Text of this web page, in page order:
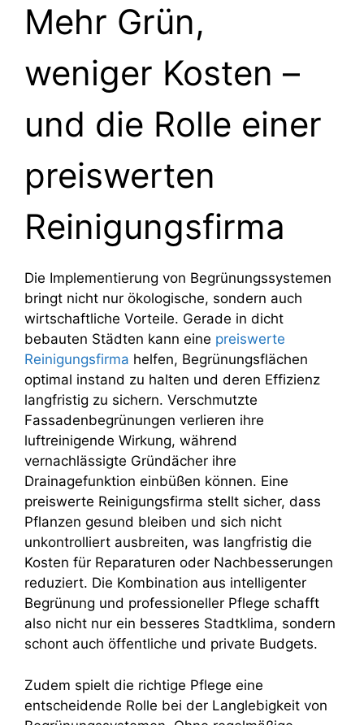
Mehr Grün,
weniger Kosten –
und die Rolle einer
preiswerten
Reinigungsfirma
Die Implementierung von Begrünungssystemen
bringt nicht nur ökologische, sondern auch
wirtschaftliche Vorteile. Gerade in dicht
bebauten Städten kann eine preiswerte
Reinigungsfirma helfen, Begrünungsflächen
optimal instand zu halten und deren Effizienz
langfristig zu sichern. Verschmutzte
Fassadenbegrünungen verlieren ihre
luftreinigende Wirkung, während
vernachlässigte Gründächer ihre
Drainagefunktion einbüßen können. Eine
preiswerte Reinigungsfirma stellt sicher, dass
Pflanzen gesund bleiben und sich nicht
unkontrolliert ausbreiten, was langfristig die
Kosten für Reparaturen oder Nachbesserungen
reduziert. Die Kombination aus intelligenter
Begrünung und professioneller Pflege schafft
also nicht nur ein besseres Stadtklima, sondern
schont auch öffentliche und private Budgets.
Zudem spielt die richtige Pflege eine
entscheidende Rolle bei der Langlebigkeit von